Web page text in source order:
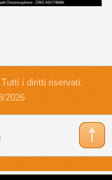
i diritti riservati.
2026